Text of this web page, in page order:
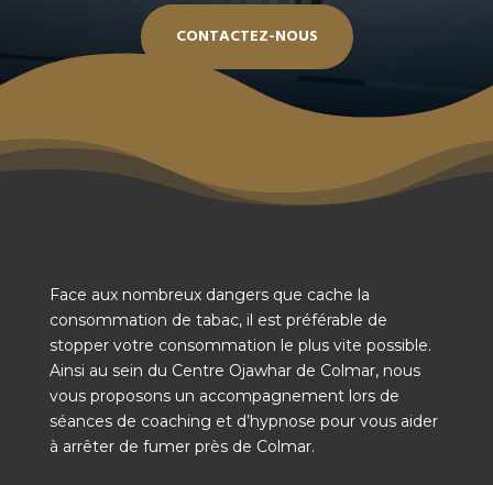
CONTACTEZ-NOUS
Face aux nombreux dangers que cache la
consommation de tabac, il est préférable de
stopper votre consommation le plus vite possible.
Ainsi au sein du Centre Ojawhar de Colmar, nous
vous proposons un accompagnement lors de
séances de coaching et d’hypnose pour vous aider
à arrêter de fumer près de Colmar.